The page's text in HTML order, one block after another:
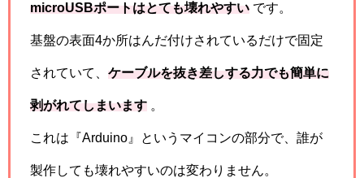
microUSBポートはとても壊れやすい です。
基盤の表面4か所はんだ付けされているだけで固定
されていて、 ケーブルを抜き差しする力でも簡単に
剥がれてしまいます 。
これは『Arduino』というマイコンの部分で、誰が
製作しても壊れやすいのは変わりません。